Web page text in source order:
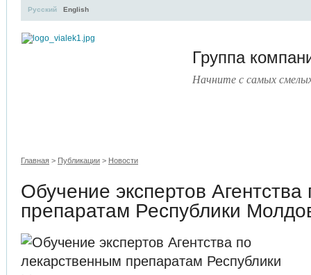
Группа
Начните с самых
Русский English
Главная > Публикации > Новости
Обучение экспертов
препаратам Республики